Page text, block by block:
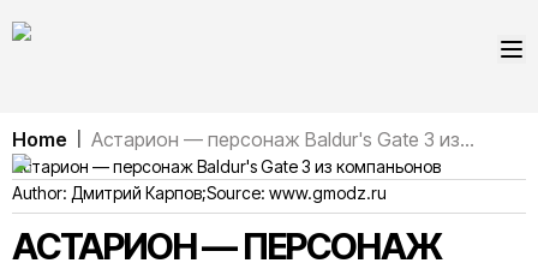
Home Астарион — персонаж Baldur's Gate 3 из...
Астарион — персонаж Baldur's Gate 3 из компаньонов
Author: Дмитрий Карпов;Source: www.gmodz.ru
АСТАРИОН — ПЕРСОНАЖ